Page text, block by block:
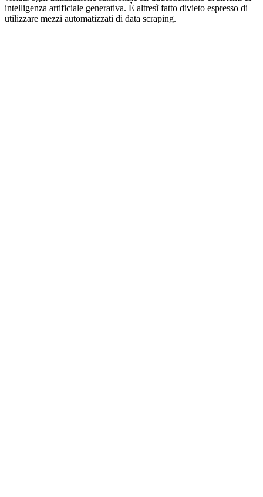
intelligenza artificiale generativa. È altresì fatto divieto espresso di
utilizzare mezzi automatizzati di data scraping.